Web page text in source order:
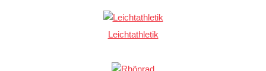
Leichtathletik